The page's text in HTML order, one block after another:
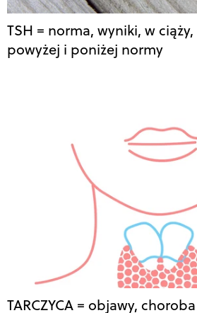
TSH = norma, wyniki, w
powyżej i poniżej normy
TARCZYCA = objawy,